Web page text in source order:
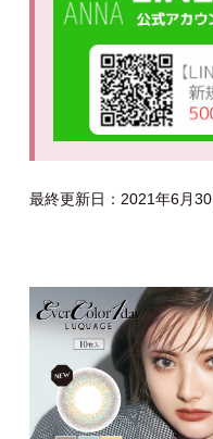
最終更新日：2021年6月30